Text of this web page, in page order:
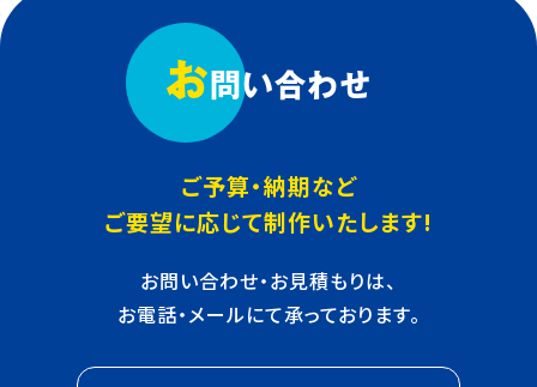
お 問い合わせ
ご予算・納期など
ご要望に応じて制作いたします!
お問い合わせ・お見積もりは、
お電話・メールにて承っております。